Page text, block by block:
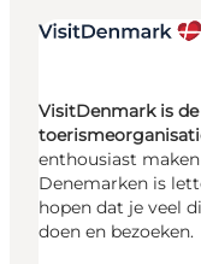
VisitDenmark is
enthousiast
Denemarken is
hopen dat je veel
doen en bezoeken.